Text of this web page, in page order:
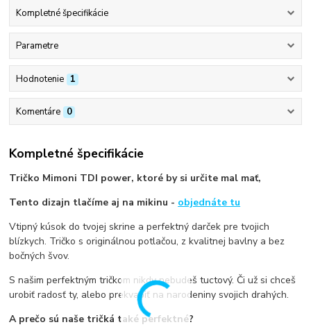
Kompletné špecifikácie
Parametre
Hodnotenie 1
Komentáre 0
Kompletné špecifikácie
Tričko Mimoni TDI power, ktoré by si určite mal mať,
Tento dizajn tlačíme aj na mikinu - objednáte tu
Vtipný kúsok do tvojej skrine a perfektný darček pre tvojich
blízkych. Tričko s originálnou potlačou, z kvalitnej bavlny a bez
bočných švov.
S našim perfektným tričkom nikdy nebudeš tuctový. Či už si chceš
urobiť radosť ty, alebo prekvapiť na narodeniny svojich drahých.
A prečo sú naše tričká také perfektné?